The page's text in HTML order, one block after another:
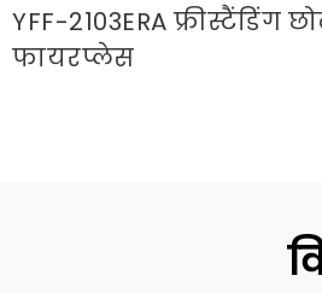
YFF-2103ERA फ्रीस्टैंडिंग
फायरप्लेस